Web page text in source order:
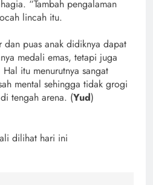
“Tambah pengalaman
lincah itu.
dan puas anak didiknya dapat
medali emas, tetapi juga
itu menurutnya sangat
mental sehingga tidak grogi
tengah arena. (Yud)
dilihat hari ini